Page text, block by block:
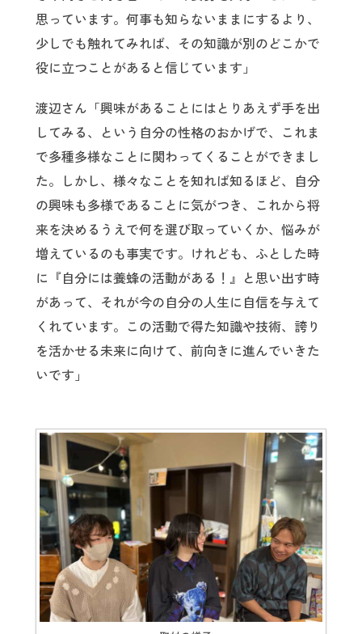
思っています。何事も知らないままにするより、
少しでも触れてみれば、その知識が別のどこかで
役に立つことがあると信じています」
渡辺さん「興味があることにはとりあえず手を出
してみる、という自分の性格のおかげで、これま
で多種多様なことに関わってくることができまし
た。しかし、様々なことを知れば知るほど、自分
の興味も多様であることに気がつき、これから将
来を決めるうえで何を選び取っていくか、悩みが
増えているのも事実です。けれども、ふとした時
に『自分には養蜂の活動がある！』と思い出す時
があって、それが今の自分の人生に自信を与えて
くれています。この活動で得た知識や技術、誇り
を活かせる未来に向けて、前向きに進んでいきた
いです」